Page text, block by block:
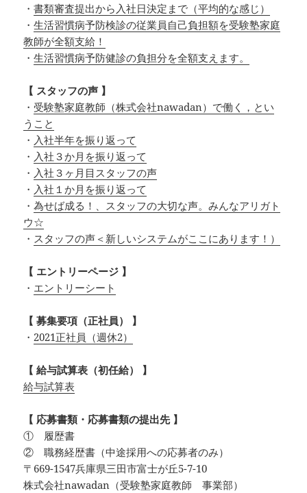
・書類審査提出から入社日決定まで（平均的な感じ）
・生活習慣病予防検診の従業員自己負担額を受験塾家庭
教師が全額支給！
・生活習慣病予防健診の負担分を全額支えます。
【 スタッフの声 】
・ 受験塾家庭教師（株式会社nawadan）で働く，とい
うこと
・ 入社半年を振り返って
・ 入社３か月を振り返って
・ 入社３ヶ月目スタッフの声
・ 入社１か月を振り返って
・為せば成る！、スタッフの大切な声。みんなアリガト
ウ☆
・ スタッフの声＜新しいシステムがここにあります！）
【 エントリーページ 】
・ エントリーシート
【 募集要項（正社員） 】
・2021正社員（週休2）
【 給与試算表（初任給） 】
給与試算表
【 応募書類・応募書類の提出先 】
① 履歴書
② 職務経歴書（中途採用への応募者のみ）
〒669-1547兵庫県三田市富士が丘5-7-10
株式会社nawadan（受験塾家庭教師 事業部）